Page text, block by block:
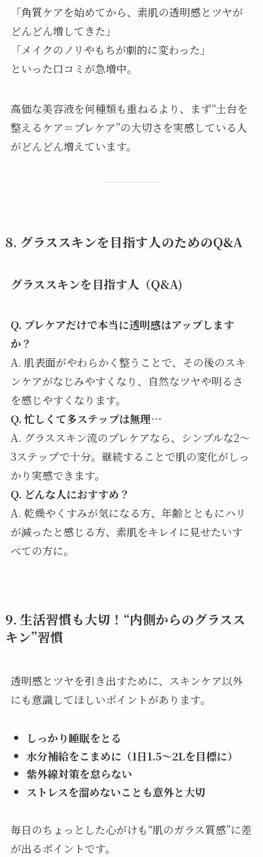
「角質ケアを始めてから、素肌の透明感とツヤが
どんどん増してきた」
「メイクのノリやもちが劇的に変わった」
といった口コミが急増中。
高価な美容液を何種類も重ねるより、まず“土台を
整えるケア＝プレケア”の大切さを実感している人
がどんどん増えています。
8. グラススキンを目指す人のためのQ&A
グラススキンを目指す人（Q&A)
Q. プレケアだけで本当に透明感はアップします
か？
A. 肌表面がやわらかく整うことで、その後のスキ
ンケアがなじみやすくなり、自然なツヤや明るさ
を感じやすくなります。
Q. 忙しくて多ステップは無理…
A. グラススキン流のプレケアなら、シンプルな2～
3ステップで十分。継続することで肌の変化がしっ
かり実感できます。
Q. どんな人におすすめ？
A. 乾燥やくすみが気になる方、年齢とともにハリ
が減ったと感じる方、素肌をキレイに見せたいす
べての方に。
9. 生活習慣も大切！“内側からのグラスス
キン”習慣
透明感とツヤを引き出すために、スキンケア以外
にも意識してほしいポイントがあります。
しっかり睡眠をとる
水分補給をこまめに（1日1.5〜2Lを目標に）
紫外線対策を怠らない
ストレスを溜めないことも意外と大切
毎日のちょっとした心がけも“肌のガラス質感”に差
が出るポイントです。